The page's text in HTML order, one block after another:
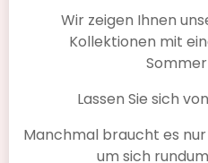
schrieb am Februar 2,
Tolle Beratung,
Christine S.
schrieb am
Super Kleider mit
Preisen, Chefin war sehr
Wir zeigen Ihnen
Kollektionen mit
Lassen Sie sich
Manchmal braucht es
um sich